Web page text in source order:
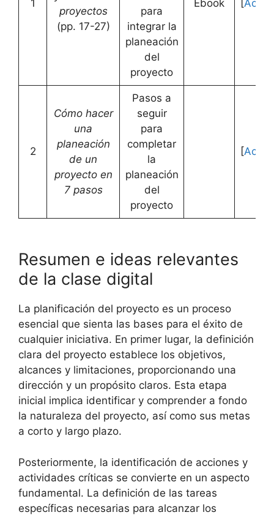
1
proyectos
(pp. 17-27)
para
integrar la
planeación
del
proyecto
Ebook
2
Cómo hacer
una
planeación
de un
proyecto en
7 pasos
Pasos a
seguir
para
completar
la
planeación
del
proyecto
[
Resumen e ideas relevantes
de la clase digital
La planificación del proyecto es un proceso
esencial que sienta las bases para el éxito de
cualquier iniciativa. En primer lugar, la definición
clara del proyecto establece los objetivos,
alcances y limitaciones, proporcionando una
dirección y un propósito claros. Esta etapa
inicial implica identificar y comprender a fondo
la naturaleza del proyecto, así como sus metas
a corto y largo plazo.
Posteriormente, la identificación de acciones y
actividades críticas se convierte en un aspecto
fundamental. La definición de las tareas
específicas necesarias para alcanzar los